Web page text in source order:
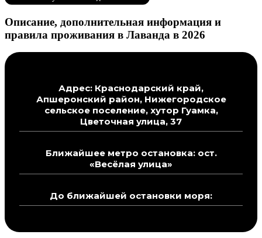
Описание, дополнительная информация и
правила проживания в Лаванда в 2026
Адрес: Краснодарский край,
Апшеронский район, Нижегородское
сельское поселение, хутор Гуамка,
Цветочная улица, 37
Ближайшее метро остановка: ост.
«Весёлая улица»
До ближайшей остановки моря: